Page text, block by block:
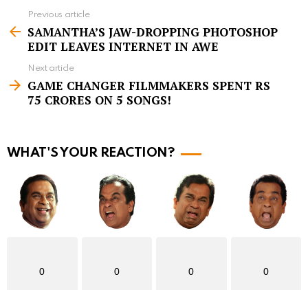
e
m
e
Previous article
SAMANTHA’S JAW-DROPPING PHOTOSHOP
EDIT LEAVES INTERNET IN AWE
Next article
GAME CHANGER FILMMAKERS SPENT RS
75 CRORES ON 5 SONGS!
WHAT'S YOUR REACTION?
0 0 0 0